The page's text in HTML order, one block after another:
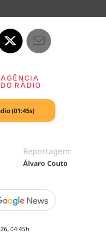
(01:45s)
Reportagem:
Álvaro Couto
04:45h